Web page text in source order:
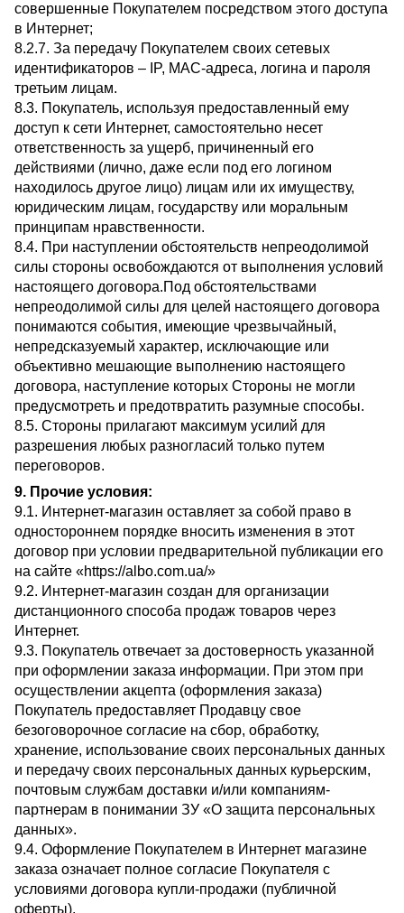
совершенные Покупателем посредством этого доступа
в Интернет;
8.2.7. За передачу Покупателем своих сетевых
идентификаторов – IP, MAC-адреса, логина и пароля
третьим лицам.
8.3. Покупатель, используя предоставленный ему
доступ к сети Интернет, самостоятельно несет
ответственность за ущерб, причиненный его
действиями (лично, даже если под его логином
находилось другое лицо) лицам или их имуществу,
юридическим лицам, государству или моральным
принципам нравственности.
8.4. При наступлении обстоятельств непреодолимой
силы стороны освобождаются от выполнения условий
настоящего договора.Под обстоятельствами
непреодолимой силы для целей настоящего договора
понимаются события, имеющие чрезвычайный,
непредсказуемый характер, исключающие или
объективно мешающие выполнению настоящего
договора, наступление которых Стороны не могли
предусмотреть и предотвратить разумные способы.
8.5. Стороны прилагают максимум усилий для
разрешения любых разногласий только путем
переговоров.
9. Прочие условия:
9.1. Интернет-магазин оставляет за собой право в
одностороннем порядке вносить изменения в этот
договор при условии предварительной публикации его
на сайте «https://albo.com.ua/»
9.2. Интернет-магазин создан для организации
дистанционного способа продаж товаров через
Интернет.
9.3. Покупатель отвечает за достоверность указанной
при оформлении заказа информации. При этом при
осуществлении акцепта (оформления заказа)
Покупатель предоставляет Продавцу свое
безоговорочное согласие на сбор, обработку,
хранение, использование своих персональных данных
и передачу своих персональных данных курьерским,
почтовым службам доставки и/или компаниям-
партнерам в понимании ЗУ «О защита персональных
данных».
9.4. Оформление Покупателем в Интернет магазине
заказа означает полное согласие Покупателя с
условиями договора купли-продажи (публичной
оферты).